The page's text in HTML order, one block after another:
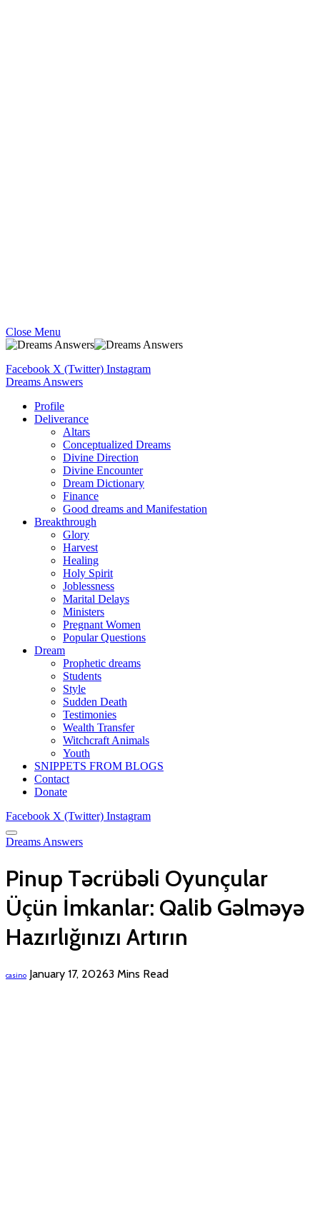
Close Menu
Facebook X (Twitter) Instagram
Dreams Answers
Profile
Deliverance
Altars
Conceptualized Dreams
Divine Direction
Divine Encounter
Dream Dictionary
Finance
Good dreams and Manifestation
Breakthrough
Glory
Harvest
Healing
Holy Spirit
Joblessness
Marital Delays
Ministers
Pregnant Women
Popular Questions
Dream
Prophetic dreams
Students
Style
Sudden Death
Testimonies
Wealth Transfer
Witchcraft Animals
Youth
SNIPPETS FROM BLOGS
Contact
Donate
Facebook X (Twitter) Instagram
Dreams Answers
Pinup Təcrübəli Oyunçular
Üçün İmkanlar: Qalib Gəlməyə
Hazırlığınızı Artırın
casino January 17, 20263 Mins Read